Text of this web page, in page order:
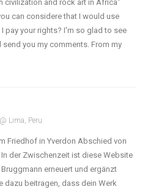
civilization and rock art in Africa"
can considere that I would use
pay your rights? I'm so glad to see
you my comments. From my
Lima, Peru
Friedhof in Yverdon Abschied von
der Zwischenzeit ist diese Website
erneuert und ergänzt
dazu beitragen, dass dein Werk